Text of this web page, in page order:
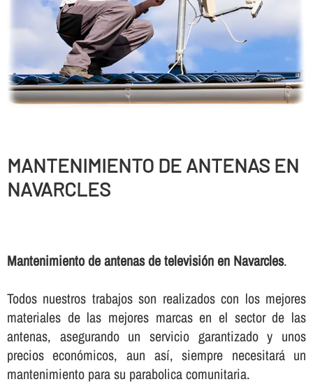
MANTENIMIENTO DE ANTENAS EN
NAVARCLES
Mantenimiento de antenas de televisión en Navarcles.
Todos nuestros trabajos son realizados con los mejores
materiales de las mejores marcas en el sector de las
antenas, asegurando un servicio garantizado y unos
precios económicos, aun así­, siempre necesitará un
mantenimiento para su parabolica comunitaria.